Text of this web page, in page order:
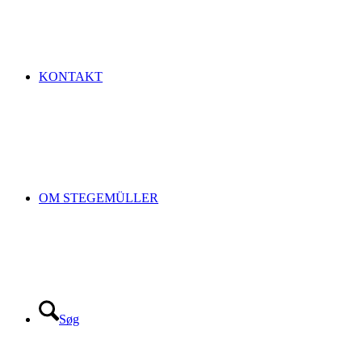
KONTAKT
OM STEGEMÜLLER
Søg